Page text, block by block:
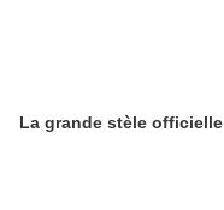
La grande stèle officielle